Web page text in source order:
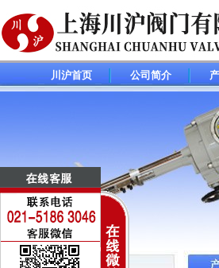
川沪首页 公司简介